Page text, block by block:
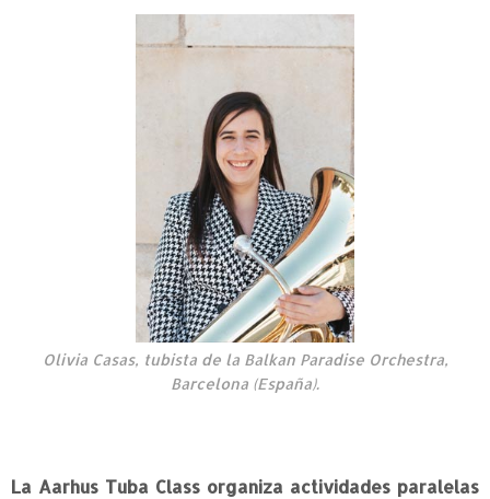
Olivia Casas, tubista de la Balkan Paradise Orchestra,
Barcelona (España).
La Aarhus Tuba Class organiza actividades paralelas